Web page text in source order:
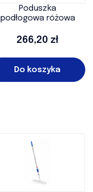
Poduszka
podłogowa różowa
Cena
266,20 zł
Do koszyka